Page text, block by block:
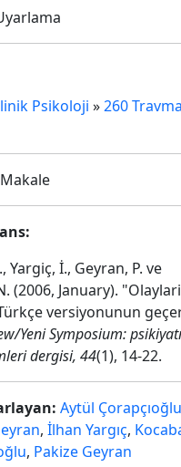
Psikoloji »260
Makale
Yargiç, İ., Geyran, P. ve
(2006, January).
versiyonunun
Yeni Symposium:
dergisi, 44(1), 14-22.
Aytül Çorapçıoğlu
, İlhan Yargıç,
, Pakize Geyran